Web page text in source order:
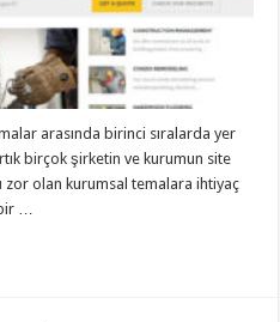
arasında birinci sıralarda yer
birçok şirketin ve kurumun site
zor olan kurumsal temalara ihtiyaç
…